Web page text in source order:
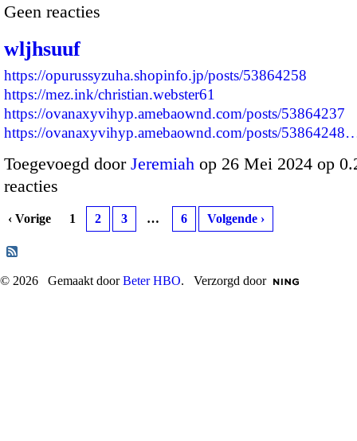
Geen reacties
wljhsuuf
https://opurussyzuha.shopinfo.jp/posts/53864258
https://mez.ink/christian.webster61
https://ovanaxyvihyp.amebaownd.com/posts/53864237
https://ovanaxyvihyp.amebaownd.com/posts/
Toegevoegd door Jeremiah op 26 Mei 2024 op
reacties
‹ Vorige 1 2 3 … 6 Volgende ›
© 2026 Gemaakt doorBeter HBO. Verzorgd door